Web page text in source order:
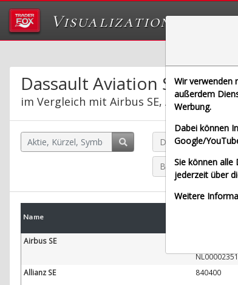
Visualizations
Dassault Aviation S.A.
im Vergleich mit Airbus SE, Allianz SE,
Dassault Aviation
Bayerische
Name
Airbus SE
Allianz SE
840400
Wir verwenden
außerdem
Werbung.
Dabei können
Google/
Sie können alle
jederzeit über
Weitere